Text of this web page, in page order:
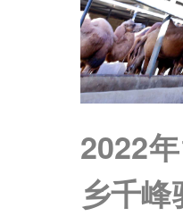
2022
乡千